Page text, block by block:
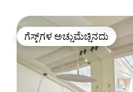
ಗೆಸ್ಟ್‌ಗಳ ಅಚ್ಚುಮೆಚ್ಚಿನದು
ಗೆಸ್ಟ್‌ಗಳ ಅಚ್ಚುಮೆಚ್ಚಿನದು